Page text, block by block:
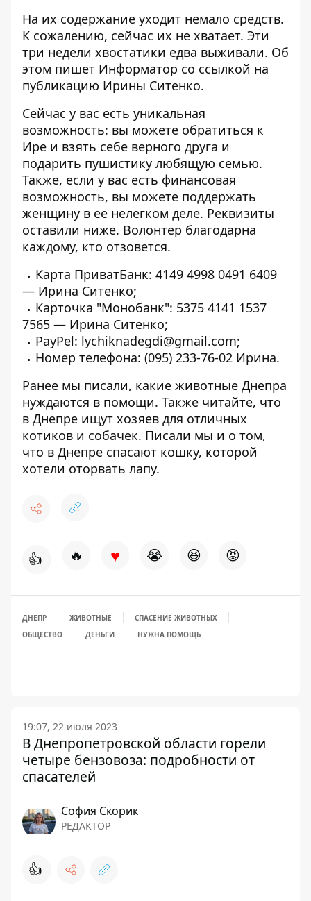
На их содержание уходит немало средств.
К сожалению, сейчас их не хватает. Эти
три недели хвостатики едва выживали. Об
этом пишет Информатор со ссылкой на
публикацию Ирины Ситенко.
Сейчас у вас есть уникальная
возможность: вы можете обратиться к
Ире и взять себе верного друга и
подарить пушистику любящую семью.
Также, если у вас есть финансовая
возможность, вы можете поддержать
женщину в ее нелегком деле. Реквизиты
оставили ниже. Волонтер благодарна
каждому, кто отзовется.
Карта ПриватБанк: 4149 4998 0491 6409
— Ирина Ситенко;
Карточка "Монобанк": 5375 4141 1537
7565 — Ирина Ситенко;
PayPel: lychiknadegdi@gmail.com;
Номер телефона: (095) 233-76-02 Ирина.
Ранее мы писали, какие животные Днепра
нуждаются в помощи. Также читайте, что
в Днепре ищут хозяев для отличных
котиков и собачек. Писали мы и о том,
что в Днепре спасают кошку, которой
хотели оторвать лапу.
👍 🔥 ♥ 😭 😆 😡
ДНЕПР ЖИВОТНЫЕ
СПАСЕНИЕ ЖИВОТНЫХ
ОБЩЕСТВО
ДЕНЬГИ НУЖНА ПОМОЩЬ
19:07, 22 июля 2023
В Днепропетровской области горели
четыре бензовоза: подробности от
спасателей
София Скорик
РЕДАКТОР
👍